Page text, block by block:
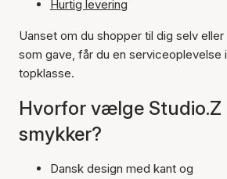
Hurtig levering
Uanset om du shopper til dig selv eller
som gave, får du en serviceoplevelse i
topklasse.
Hvorfor vælge Studio.Z
smykker?
Dansk design med kant og